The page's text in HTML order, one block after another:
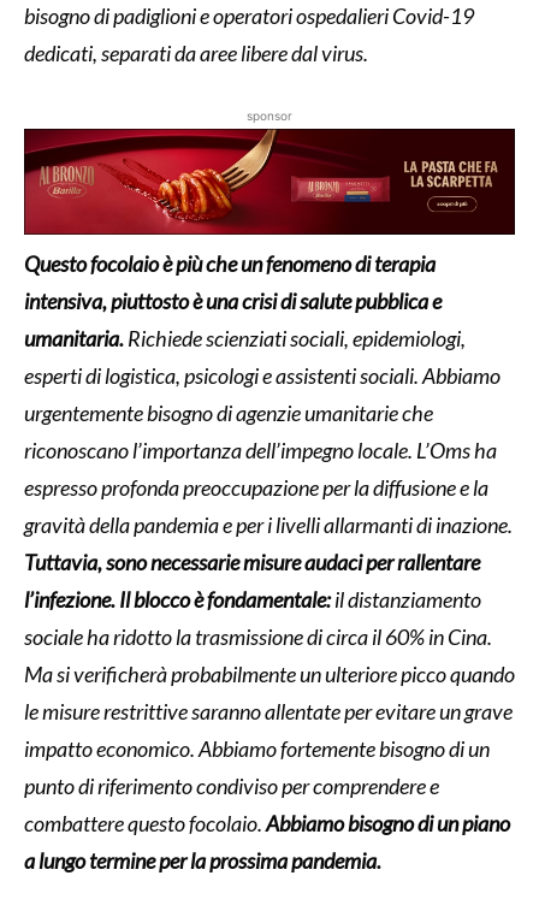
bisogno di padiglioni e operatori ospedalieri Covid-19
dedicati, separati da aree libere dal virus.
sponsor
Questo focolaio è più che un fenomeno di terapia
intensiva, piuttosto è una crisi di salute pubblica e
umanitaria.Richiede scienziati sociali, epidemiologi,
esperti di logistica, psicologi e assistenti sociali. Abbiamo
urgentemente bisogno di agenzie umanitarie che
riconoscano l’importanza dell’impegno locale. L’Oms ha
espresso profonda preoccupazione per la diffusione e la
gravità della pandemia e per i livelli allarmanti di inazione.
Tuttavia, sono necessarie misure audaci per rallentare
l’infezione. Il blocco è fondamentale:il distanziamento
sociale ha ridotto la trasmissione di circa il 60% in Cina.
Ma si verificherà probabilmente un ulteriore picco quando
le misure restrittive saranno allentate per evitare un grave
impatto economico. Abbiamo fortemente bisogno di un
punto di riferimento condiviso per comprendere e
combattere questo focolaio.Abbiamo bisogno di un piano
a lungo termine per la prossima pandemia.